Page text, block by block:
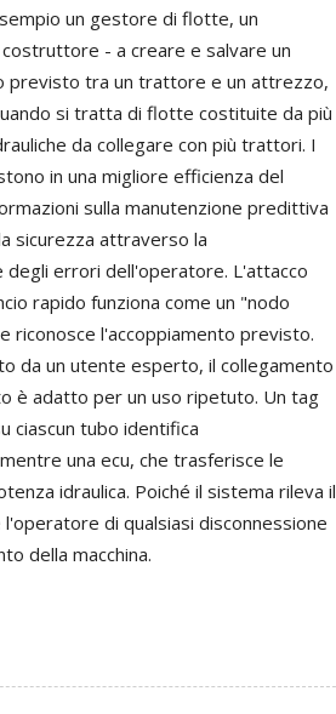
un gestore di flotte, un
costruttore - a creare e salvare un
previsto tra un trattore e un attrezzo,
si tratta di flotte costituite da più
da collegare con più trattori. I
in una migliore efficienza del
sulla manutenzione predittiva
sicurezza attraverso la
degli errori dell'operatore. L'attacco
rapido funziona come un "nodo
riconosce l'accoppiamento previsto.
da un utente esperto, il collegamento
è adatto per un uso ripetuto. Un tag
ciascun tubo identifica
mentre una ecu, che trasferisce le
idraulica. Poiché il sistema rileva il
l'operatore di qualsiasi disconnessione
della macchina.